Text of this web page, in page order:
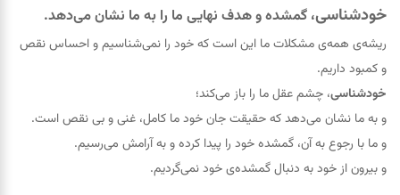
خودشناسی، گمشده و هدف نهایی ما را به ما نشان می‌دهد.
ریشه‌ی همه‌ی مشکلات ما این است که خود را نمی‌شناسیم و احساس نقص
و کمبود داریم.
خودشناسی، چشم عقل ما را باز می‌کند؛
و به ما نشان می‌دهد که حقيقت جان خود ما کامل، غنی و بی نقص است.
و ما با رجوع به آن، گمشده خود را پيدا کرده و به آرامش می‌رسیم.
و بیرون از خود به دنبال گمشده‌ی خود نمی‌گردیم.